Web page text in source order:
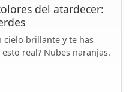
del atardecer:
cielo brillante y te has
real? Nubes naranjas.